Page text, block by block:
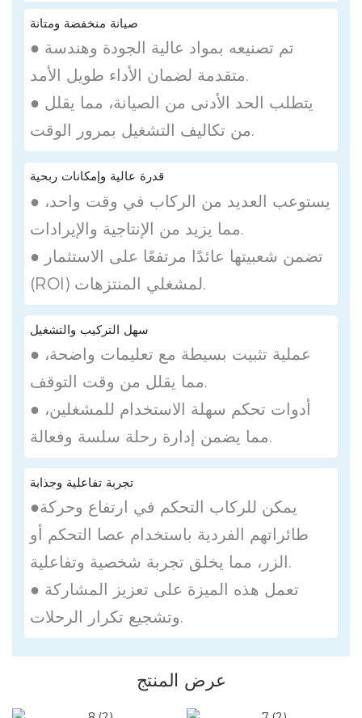
صيانة منخفضة ومتانة
● تم تصنيعه بمواد عالية الجودة وهندسة
متقدمة لضمان الأداء طويل الأمد.
● يتطلب الحد الأدنى من الصيانة، مما يقلل
من تكاليف التشغيل بمرور الوقت.
قدرة عالية وإمكانات ربحية
● يستوعب العديد من الركاب في وقت واحد،
مما يزيد من الإنتاجية والإيرادات.
● تضمن شعبيتها عائدًا مرتفعًا على الاستثمار
(ROI) لمشغلي المنتزهات.
سهل التركيب والتشغيل
● عملية تثبيت بسيطة مع تعليمات واضحة،
مما يقلل من وقت التوقف.
● أدوات تحكم سهلة الاستخدام للمشغلين،
مما يضمن إدارة رحلة سلسة وفعالة.
تجربة تفاعلية وجذابة
●يمكن للركاب التحكم في ارتفاع وحركة
طائراتهم الفردية باستخدام عصا التحكم أو
الزر، مما يخلق تجربة شخصية وتفاعلية.
● تعمل هذه الميزة على تعزيز المشاركة
وتشجيع تكرار الرحلات.
عرض المنتج